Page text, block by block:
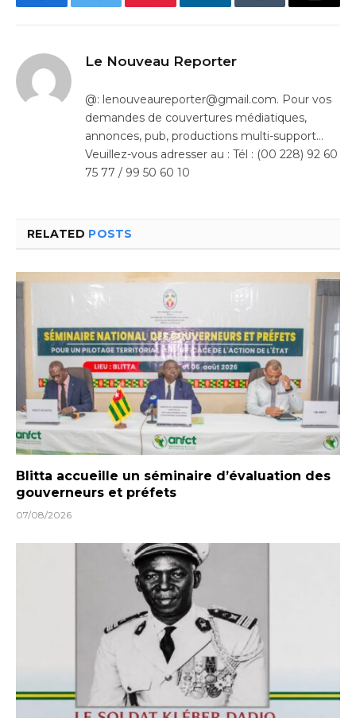
FacebookTwitter Pinterest LinkedInTumblr Email
Le Nouveau Reporter
@: lenouveaureporter@gmail.com. Pour vos
demandes de couvertures médiatiques,
annonces, pub, productions multi-support…
Veuillez-vous adresser au : Tél : (00 228) 92 60
75 77 / 99 50 60 10
RELATED POSTS
Blitta accueille un séminaire d’évaluation des
gouverneurs et préfets
07/08/2026